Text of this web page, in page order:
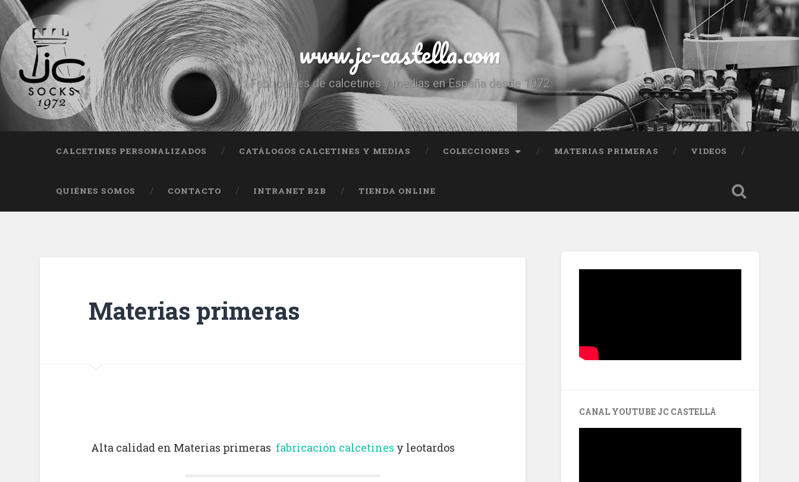
www.jc-castella.com
Fabricantes de calcetines y medias en España desde 1972
CALCETINES PERSONALIZADOS CATÁLOGOS CALCETINES Y MEDIAS COLECCIONES MATERIAS PRIMERAS VIDEOS
QUIÉNES SOMOS CONTACTO INTRANET B2B TIENDA ONLINE
Materias primeras
Alta calidad en Materias primeras fabricación calcetines y leotardos
CANAL YOUTUBE JC CASTELLÀ